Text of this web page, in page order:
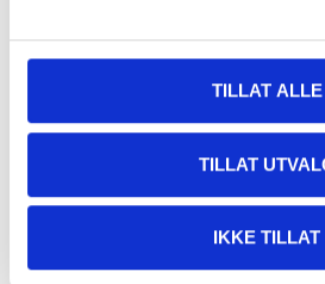
TILLAT ALLE
TILLAT
IKKE TILLAT
Relaterte